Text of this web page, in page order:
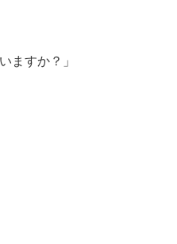
ますか？」